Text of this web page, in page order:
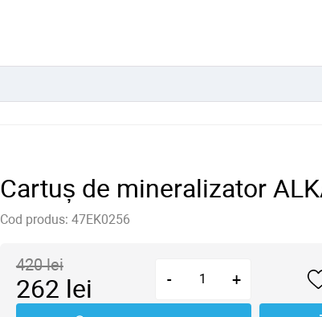
Cartuș de mineralizator
Cod produs: 47EK0256
420lei
262 lei - +